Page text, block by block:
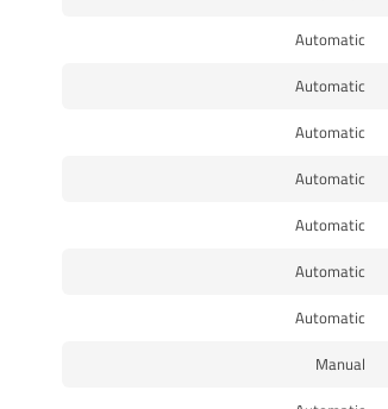
Automatic
Automatic
Automatic
Automatic
Automatic
Automatic
Automatic
Manual